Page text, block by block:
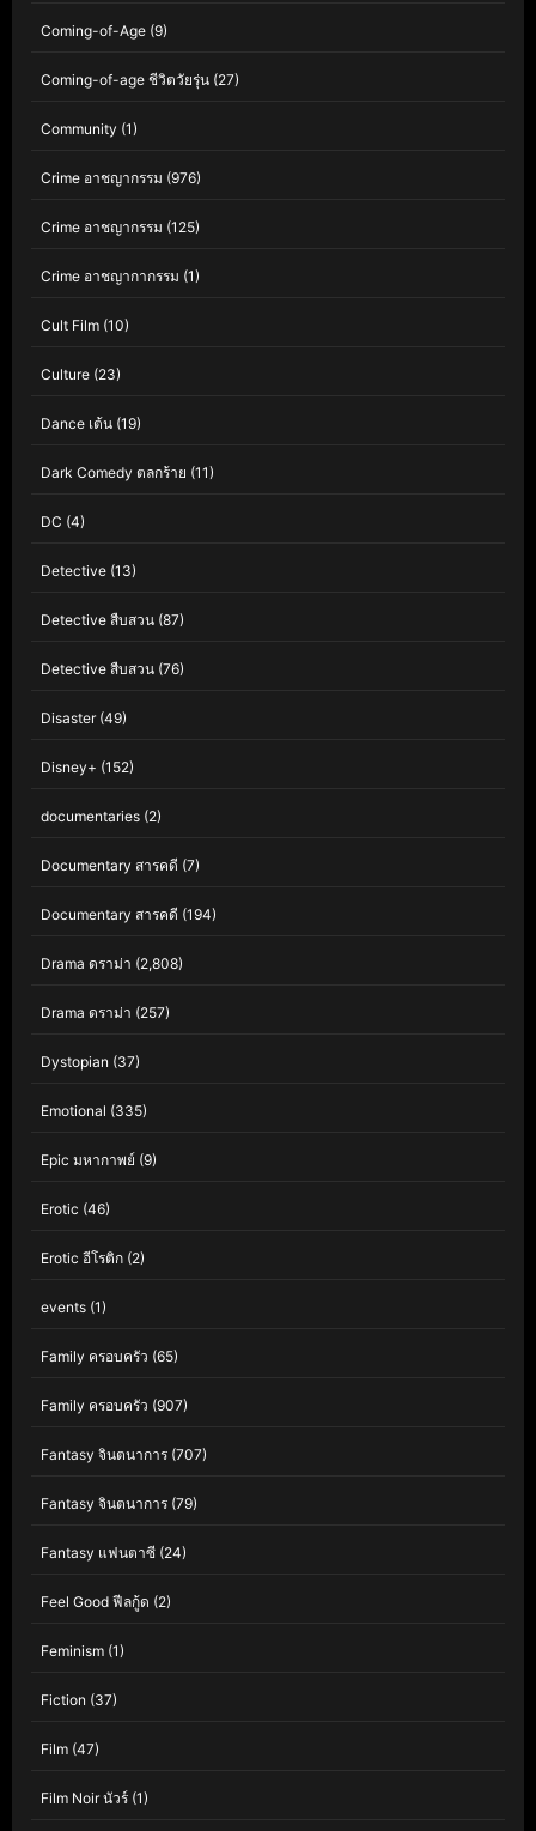
Coming-of-Age (9)
Coming-of-age ชีวิตวัยรุ่น (27)
Community (1)
Crime อาชญากรรม (976)
Crime อาชญากรรม (125)
Crime อาชญากากรรม (1)
Cult Film (10)
Culture (23)
Dance เต้น (19)
Dark Comedy ตลกร้าย (11)
DC (4)
Detective (13)
Detective สืบสวน (87)
Detective สืบสวน (76)
Disaster(49)
Disney+ (152)
documentaries (2)
Documentary สารคดี (7)
Documentary สารคดี (194)
Drama ดราม่า (2,808)
Drama ดราม่า (257)
Dystopian (37)
Emotional (335)
Epic มหากาพย์ (9)
Erotic (46)
Erotic อีโรติก (2)
events (1)
Family ครอบครัว (65)
Family ครอบครัว (907)
Fantasy จินตนาการ (707)
Fantasy จินตนาการ (79)
Fantasy แฟนตาซี (24)
Feel Good ฟีลกู้ด (2)
Feminism (1)
Fiction (37)
Film (47)
Film Noir นัวร์ (1)